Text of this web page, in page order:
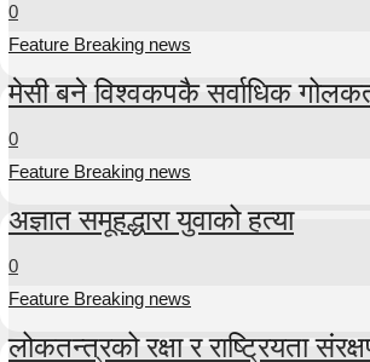
0
Feature Breaking news
मेसी बने विश्वकपकै सर्वाधिक
0
Feature Breaking news
अज्ञात समूहद्धारा युवाको हत्या
0
Feature Breaking news
लोकतन्त्रको रक्षा र राष्ट्रियता